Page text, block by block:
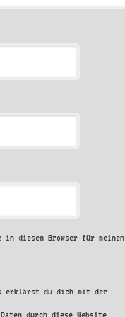
in diesem Browser für meinen
erklärst du dich mit der
durch diese Website